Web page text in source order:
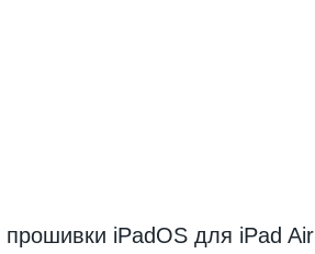
прошивки iPadOSдля iPad Air